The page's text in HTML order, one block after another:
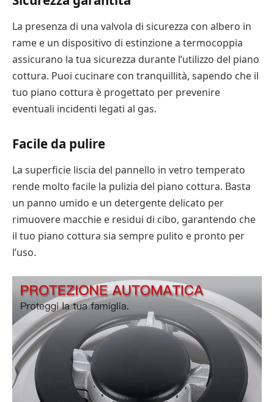
La presenza di una valvola di sicurezza con albero in
rame e un dispositivo di estinzione a termocoppia
assicurano la tua sicurezza durante l’utilizzo del piano
cottura. Puoi cucinare con tranquillità, sapendo che il
tuo piano cottura è progettato per prevenire
eventuali incidenti legati al gas.
Facile da pulire
La superficie liscia del pannello in vetro temperato
rende molto facile la pulizia del piano cottura. Basta
un panno umido e un detergente delicato per
rimuovere macchie e residui di cibo, garantendo che
il tuo piano cottura sia sempre pulito e pronto per
l’uso.